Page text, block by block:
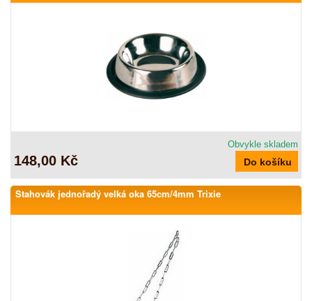
Obvykle skladem
148,00 Kč
Stahovák jednořadý velká oka 65cm/4mm Trixie